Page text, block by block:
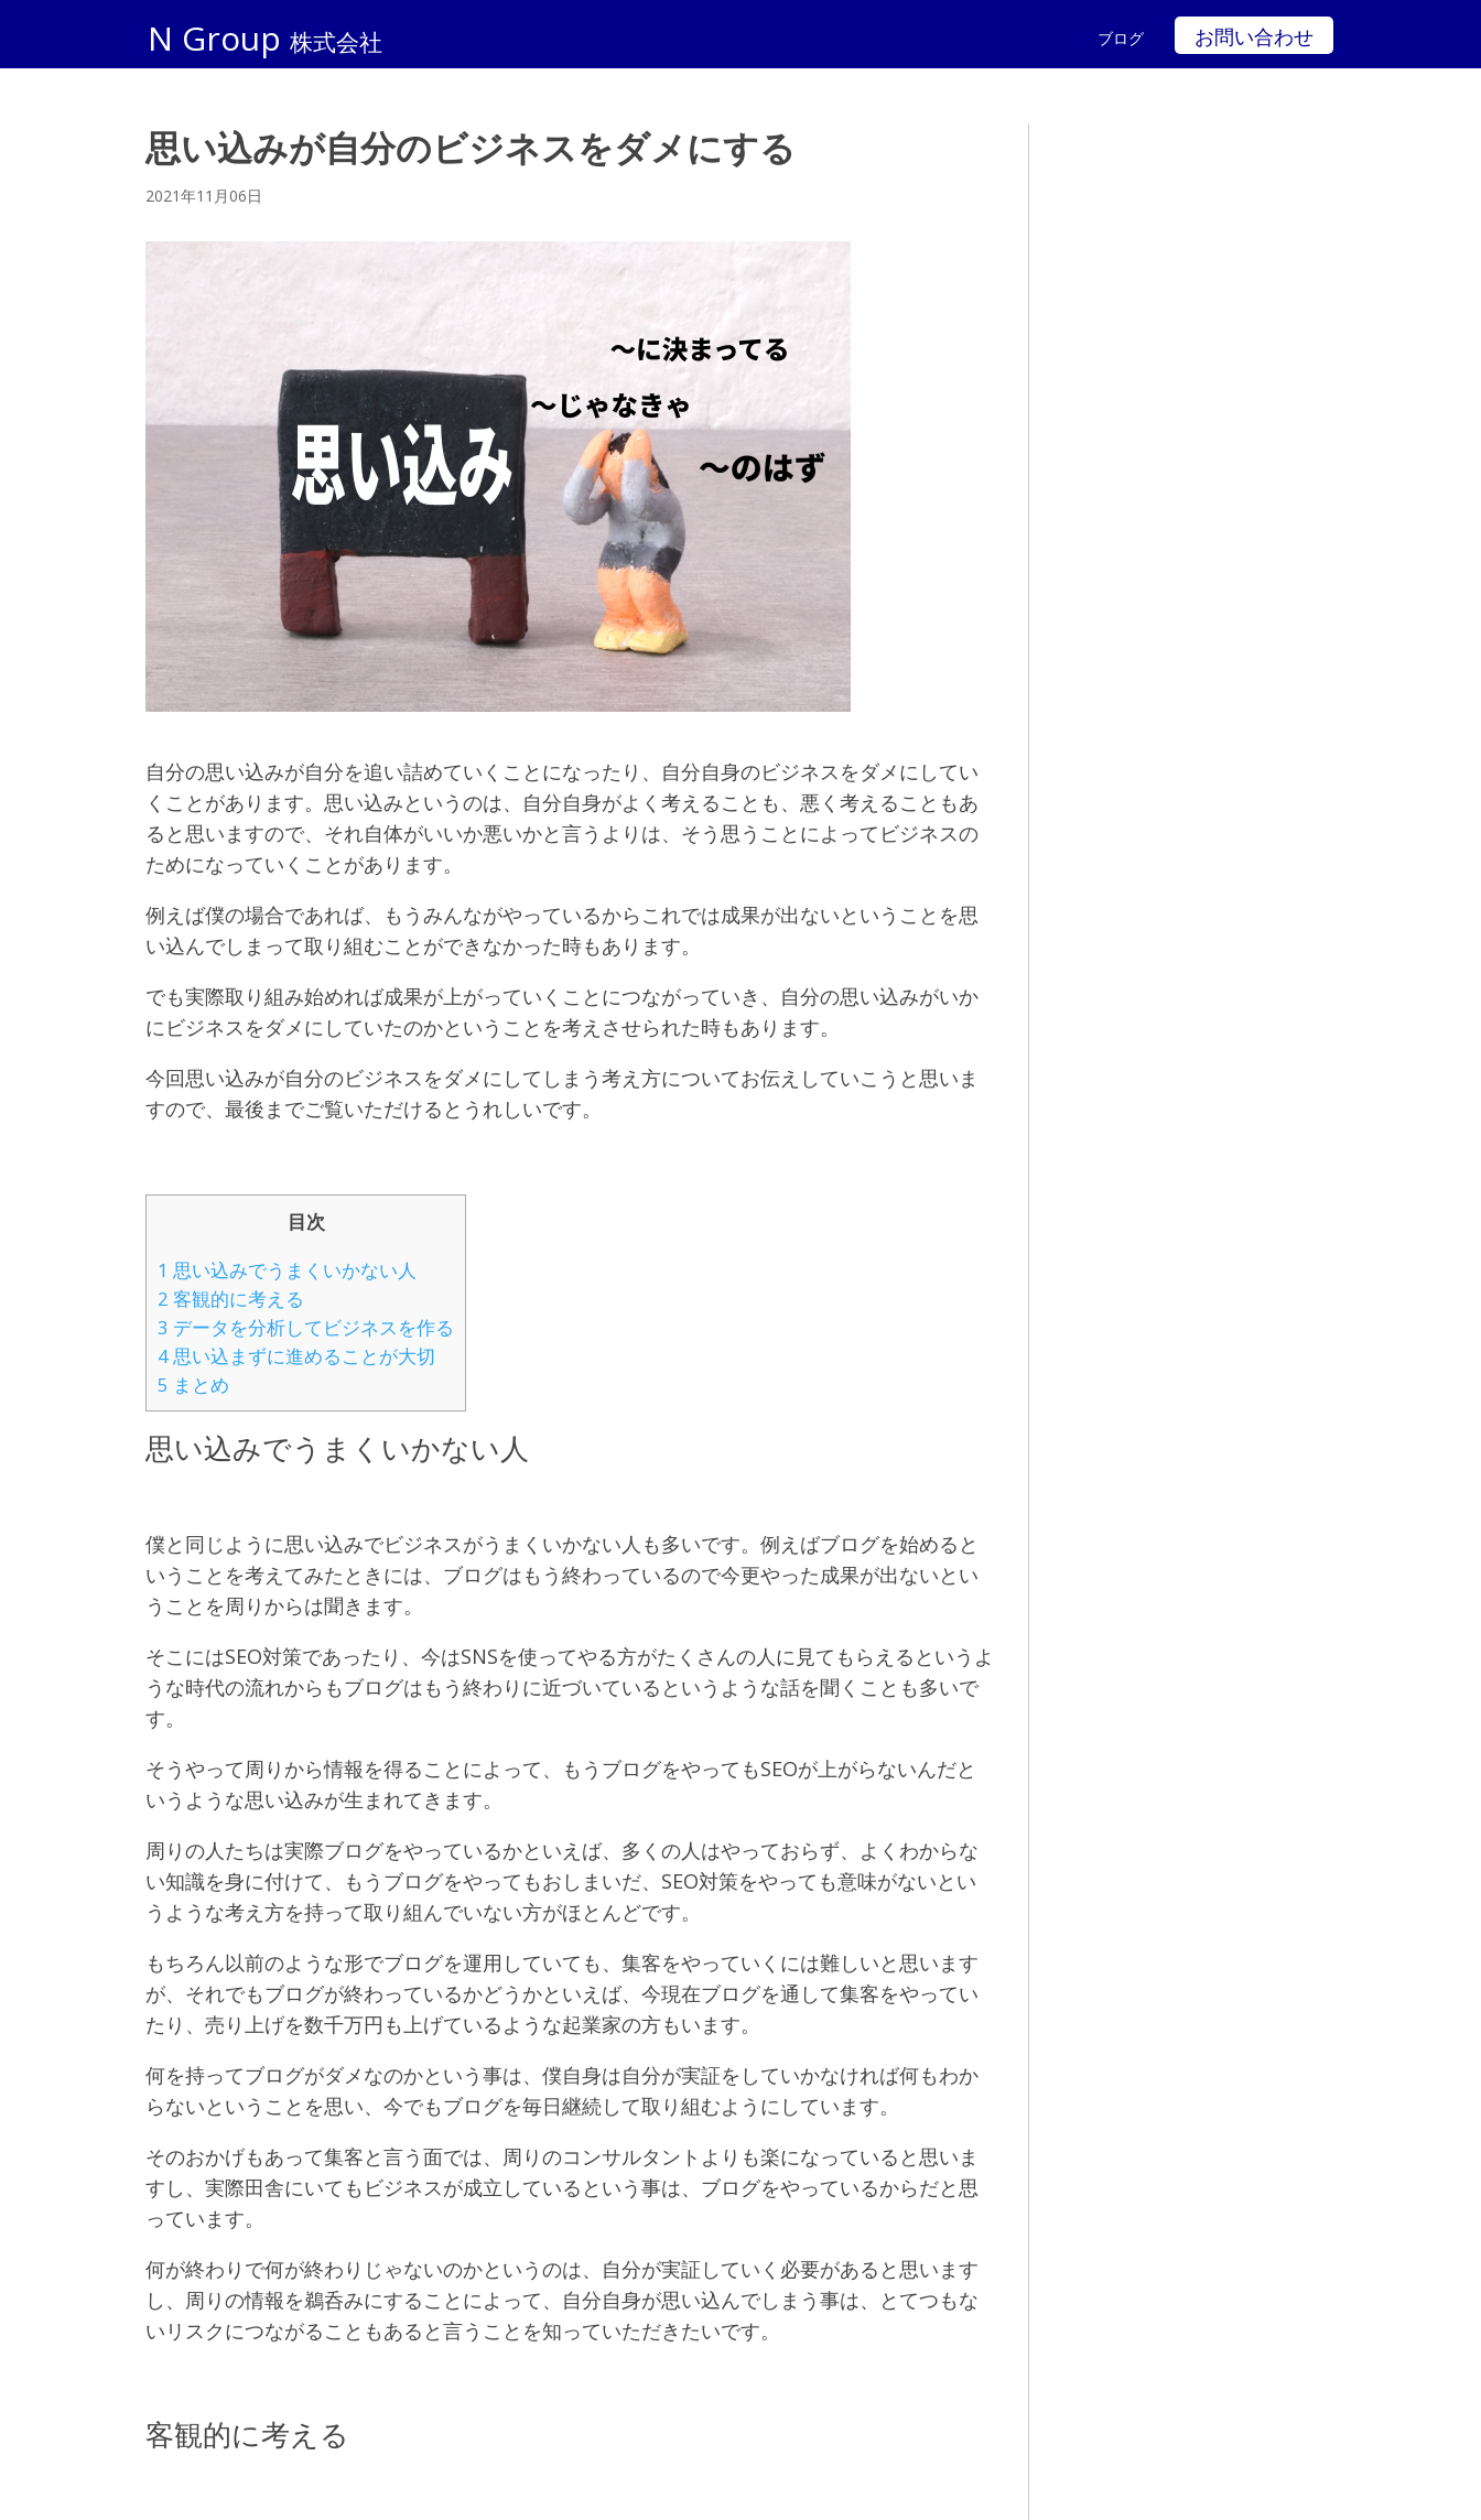
N Group株式会社 ブログ お問い合わせ
思い込みが自分のビジネスをダメにする
2021年11月06日
自分の思い込みが自分を追い詰めていくことになったり、自分自身のビジネスをダメにしてい
くことがあります。思い込みというのは、自分自身がよく考えることも、悪く考えることもあ
ると思いますので、それ自体がいいか悪いかと言うよりは、そう思うことによってビジネスの
ためになっていくことがあります。
例えば僕の場合であれば、もうみんながやっているからこれでは成果が出ないということを思
い込んでしまって取り組むことができなかった時もあります。
でも実際取り組み始めれば成果が上がっていくことにつながっていき、自分の思い込みがいか
にビジネスをダメにしていたのかということを考えさせられた時もあります。
今回思い込みが自分のビジネスをダメにしてしまう考え方についてお伝えしていこうと思いま
すので、最後までご覧いただけるとうれしいです。
目次
1 思い込みでうまくいかない人
2 客観的に考える
3 データを分析してビジネスを作る
4思い込まずに進めることが大切
5 まとめ
思い込みでうまくいかない人
僕と同じように思い込みでビジネスがうまくいかない人も多いです。例えばブログを始めると
いうことを考えてみたときには、ブログはもう終わっているので今更やった成果が出ないとい
うことを周りからは聞きます。
そこにはSEO対策であったり、今はSNSを使ってやる方がたくさんの人に見てもらえるというよ
うな時代の流れからもブログはもう終わりに近づいているというような話を聞くことも多いで
す。
そうやって周りから情報を得ることによって、もうブログをやってもSEOが上がらないんだと
いうような思い込みが生まれてきます。
周りの人たちは実際ブログをやっているかといえば、多くの人はやっておらず、よくわからな
い知識を身に付けて、もうブログをやってもおしまいだ、SEO対策をやっても意味がないとい
うような考え方を持って取り組んでいない方がほとんどです。
もちろん以前のような形でブログを運用していても、集客をやっていくには難しいと思います
が、それでもブログが終わっているかどうかといえば、今現在ブログを通して集客をやってい
たり、売り上げを数千万円も上げているような起業家の方もいます。
何を持ってブログがダメなのかという事は、僕自身は自分が実証をしていかなければ何もわか
らないということを思い、今でもブログを毎日継続して取り組むようにしています。
そのおかげもあって集客と言う面では、周りのコンサルタントよりも楽になっていると思いま
すし、実際田舎にいてもビジネスが成立しているという事は、ブログをやっているからだと思
っています。
何が終わりで何が終わりじゃないのかというのは、自分が実証していく必要があると思います
し、周りの情報を鵜呑みにすることによって、自分自身が思い込んでしまう事は、とてつもな
いリスクにつながることもあると言うことを知っていただきたいです。
客観的に考える